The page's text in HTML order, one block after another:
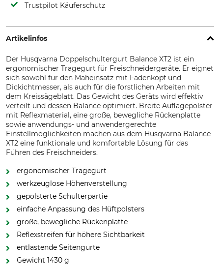
Trustpilot Käuferschutz
Artikelinfos
Der Husqvarna Doppelschultergurt Balance XT2 ist ein
ergonomischer Tragegurt für Freischneidergeräte. Er eignet
sich sowohl für den Mäheinsatz mit Fadenkopf und
Dickichtmesser, als auch für die forstlichen Arbeiten mit
dem Kreissägeblatt. Das Gewicht des Geräts wird effektiv
verteilt und dessen Balance optimiert. Breite Auflagepolster
mit Reflexmaterial, eine große, bewegliche Rückenplatte
sowie anwendungs- und anwendergerechte
Einstellmöglichkeiten machen aus dem Husqvarna Balance
XT2 eine funktionale und komfortable Lösung für das
Führen des Freischneiders.
ergonomischer Tragegurt
werkzeuglose Höhenverstellung
gepolsterte Schulterpartie
einfache Anpassung des Hüftpolsters
große, bewegliche Rückenplatte
Reflexstreifen für höhere Sichtbarkeit
entlastende Seitengurte
Gewicht 1430 g